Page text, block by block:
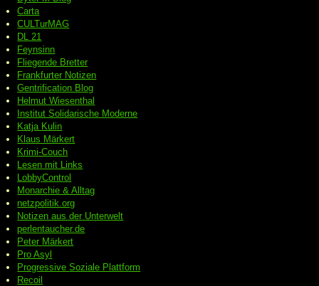
Carta
CULTurMAG
DL 21
Feynsinn
Fliegende Bretter
Frankfurter Notizen
Gentrification Blog
Helmut Wiesenthal
Institut Solidarische Moderne
Katja Kulin
Klaus Märkert
Krimi-Couch
Lesen mit Links
LobbyControl
Monarchie & Alltag
netzpolitik.org
Notizen aus der Unterwelt
perlentaucher.de
Peter Märkert
Pro Asyl
ProgressiveSoziale Plattform
Recoil